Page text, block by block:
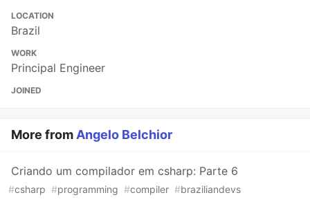
LOCATION
Brazil
WORK
Principal Engineer
JOINED
More from Angelo Belchior
Criando um compilador em csharp: Parte 6
#csharp #programming #compiler #braziliandevs